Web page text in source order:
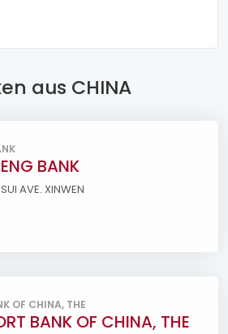
aus CHINA
BANK
AVE. XINWEN
OF CHINA, THE
BANK OF CHINA, THE